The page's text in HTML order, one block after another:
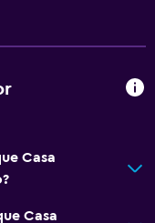
Casa
Casa